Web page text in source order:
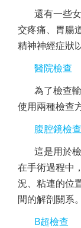
還有一些
交疼痛、胃腸
精神神經症狀
醫院檢查
為了檢查
使用兩種檢查
腹腔鏡檢查
這是用於
在手術過程中
況、粘連的位
間的解剖關系。
B超檢查